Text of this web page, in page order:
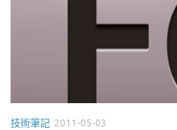
技術筆記 2011-05-03